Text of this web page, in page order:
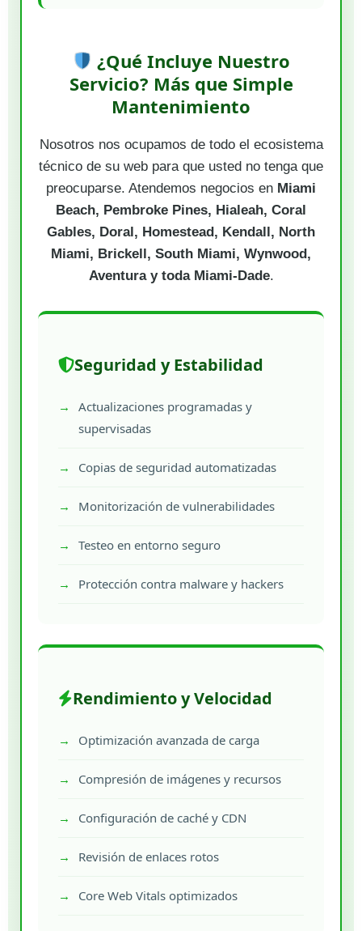
¿Qué Incluye Nuestro
Servicio? Más que Simple
Mantenimiento
Nosotros nos ocupamos de todo el ecosistema
técnico de su web para que usted no tenga que
preocuparse. Atendemos negocios en Miami
Beach, Pembroke Pines, Hialeah, Coral
Gables, Doral, Homestead, Kendall, North
Miami, Brickell, South Miami, Wynwood,
Aventura y toda Miami-Dade.
Seguridad y Estabilidad
Actualizaciones programadas y
supervisadas
Copias de seguridad automatizadas
Monitorización de vulnerabilidades
Testeo en entorno seguro
Protección contra malware y hackers
Rendimiento y Velocidad
Optimización avanzada de carga
Compresión de imágenes y recursos
Configuración de caché y CDN
Revisión de enlaces rotos
Core Web Vitals optimizados